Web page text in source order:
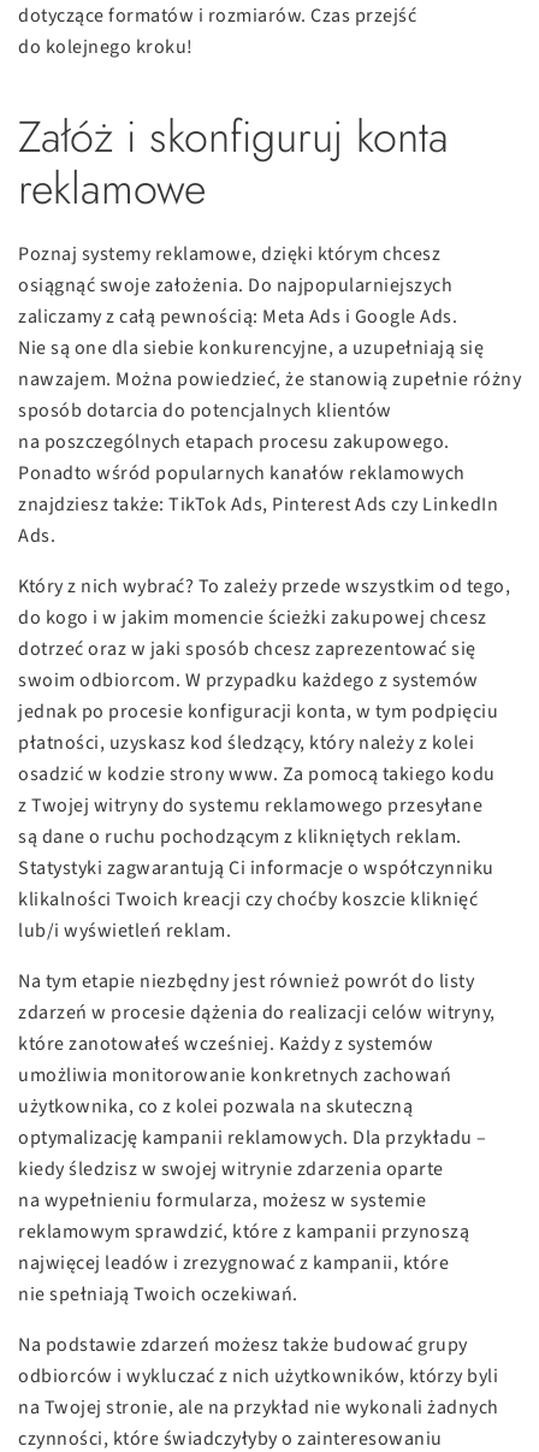
dotyczące formatów i rozmiarów. Czas przejść
do kolejnego kroku!
Załóż i skonfiguruj konta
reklamowe
Poznaj systemy reklamowe, dzięki którym chcesz
osiągnąć swoje założenia. Do najpopularniejszych
zaliczamy z całą pewnością: Meta Ads i Google Ads.
Nie są one dla siebie konkurencyjne, a uzupełniają się
nawzajem. Można powiedzieć, że stanowią zupełnie różny
sposób dotarcia do potencjalnych klientów
na poszczególnych etapach procesu zakupowego.
Ponadto wśród popularnych kanałów reklamowych
znajdziesz także: TikTok Ads, Pinterest Ads czy LinkedIn
Ads.
Który z nich wybrać? To zależy przede wszystkim od tego,
do kogo i w jakim momencie ścieżki zakupowej chcesz
dotrzeć oraz w jaki sposób chcesz zaprezentować się
swoim odbiorcom. W przypadku każdego z systemów
jednak po procesie konfiguracji konta, w tym podpięciu
płatności, uzyskasz kod śledzący, który należy z kolei
osadzić w kodzie strony www. Za pomocą takiego kodu
z Twojej witryny do systemu reklamowego przesyłane
są dane o ruchu pochodzącym z klikniętych reklam.
Statystyki zagwarantują Ci informacje o współczynniku
klikalności Twoich kreacji czy choćby koszcie kliknięć
lub/i wyświetleń reklam.
Na tym etapie niezbędny jest również powrót do listy
zdarzeń w procesie dążenia do realizacji celów witryny,
które zanotowałeś wcześniej. Każdy z systemów
umożliwia monitorowanie konkretnych zachowań
użytkownika, co z kolei pozwala na skuteczną
optymalizację kampanii reklamowych. Dla przykładu –
kiedy śledzisz w swojej witrynie zdarzenia oparte
na wypełnieniu formularza, możesz w systemie
reklamowym sprawdzić, które z kampanii przynoszą
najwięcej leadów i zrezygnować z kampanii, które
nie spełniają Twoich oczekiwań.
Na podstawie zdarzeń możesz także budować grupy
odbiorców i wykluczać z nich użytkowników, którzy byli
na Twojej stronie, ale na przykład nie wykonali żadnych
czynności, które świadczyłyby o zainteresowaniu